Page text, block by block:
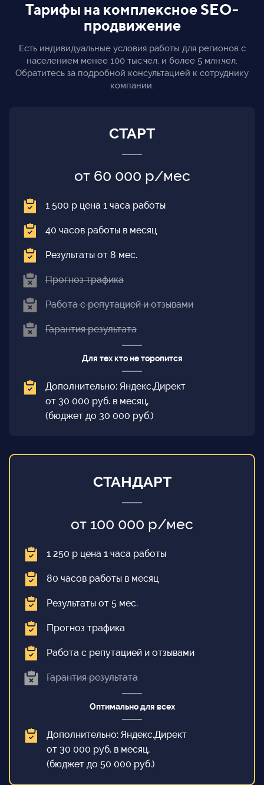
Тарифы на комплексное SEO-
продвижение
Есть индивидуальные условия работы для регионов с
населением менее 100 тыс.чел. и более 5 млн.чел.
Обратитесь за подробной консультацией к сотруднику
компании.
СТАРТ
от 60 000 р/мес
1 500 р цена 1 часа работы
40 часов работы в месяц
Результаты от 8 мес.
Прогноз трафика
Работа с репутацией и отзывами
Гарантия результата
Для тех кто не торопится
Дополнительно: Яндекс.Директ
от 30 000 руб. в месяц,
(бюджет до 30 000 руб.)
СТАНДАРТ
от 100 000 р/мес
1 250 р цена 1 часа работы
80 часов работы в месяц
Результаты от 5 мес.
Прогноз трафика
Работа с репутацией и отзывами
Гарантия результата
Оптимально для всех
Дополнительно: Яндекс.Директ
от 30 000 руб. в месяц,
(бюджет до 50 000 руб.)